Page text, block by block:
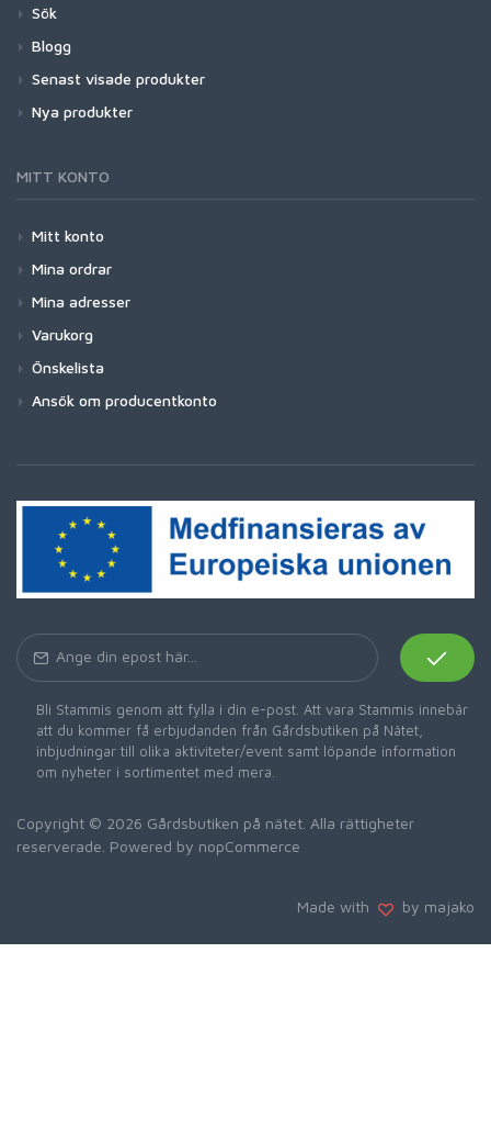
Sök
Blogg
Senast visade produkter
Nya produkter
MITT KONTO
Mitt konto
Mina ordrar
Mina adresser
Varukorg
Önskelista
Ansök om producentkonto
Bli Stammis genom att fylla i din e-post. Att vara Stammis innebär
att du kommer få erbjudanden från Gårdsbutiken på Nätet,
inbjudningar till olika aktiviteter/event samt löpande information
om nyheter i sortimentet med mera.
Copyright © 2026 Gårdsbutiken på nätet. Alla rättigheter
reserverade. Powered by nopCommerce
Made with by majako